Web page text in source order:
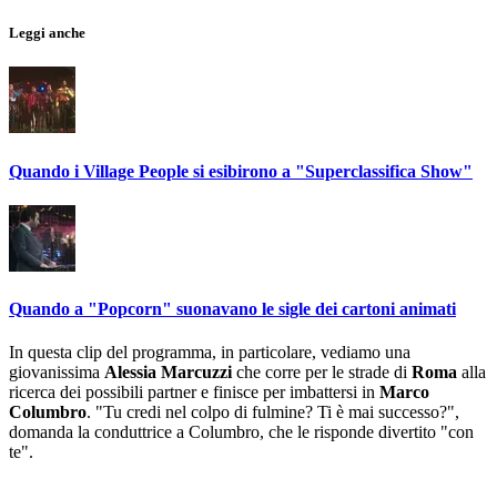
Leggi anche
Quando i Village People si esibirono a "Superclassifica Show"
Quando a "Popcorn" suonavano le sigle dei cartoni animati
In questa clip del programma, in particolare, vediamo una
giovanissima Alessia Marcuzziche corre per le strade di Roma alla
ricerca dei possibili partner e finisce per imbattersi in Marco
Columbro. "Tu credi nel colpo di fulmine? Ti è mai successo?",
domanda la conduttrice a Columbro, che le risponde divertito "con
te".